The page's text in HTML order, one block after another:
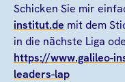
Schicken Sie mir
institut.de mit dem
in die nächste Liga
https://www.galileo-
leaders-lap